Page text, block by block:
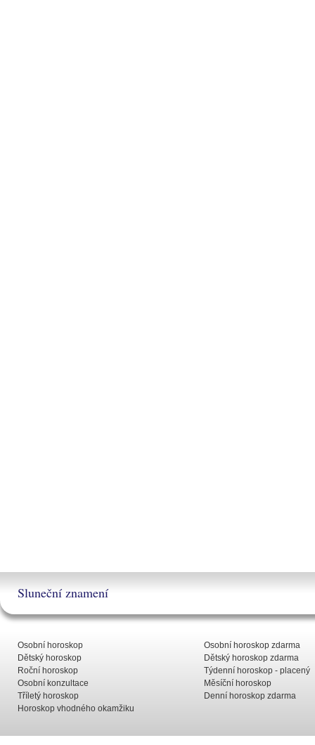
Sluneční znamení
Osobní horoskop
Dětský horoskop
Roční horoskop
Osobní konzultace
Tříletý horoskop
Horoskop vhodného okamžiku
Osobní horoskop zdarma
Dětský horoskop zdarma
Týdenní horoskop - placený
Měsíční horoskop
Denní horoskop zdarma